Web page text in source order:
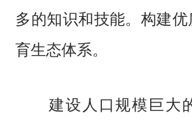
多的知识和技能。构建
育生态体系。
建设人口规模巨大